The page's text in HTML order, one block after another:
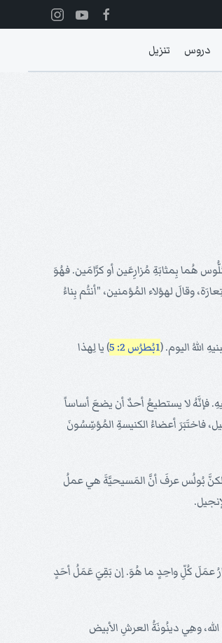
دروس تنزيل
هُما بِمثابَةِ مُزارِعَين أو كرَّامَين. فهُوَ
اللهُ اليوم. (1بُطرُس 2: 5
) يا لِهذا
فإنَّهُ لا يستطيعُ أحدٌ أن يضعَ أساساً
فاختَبَرَ أعضاءُ الكنيسةِ المُؤسِّسُونَ
ولكنَّ بُولُس عرفَ أنَّ المَسيحيَّةَ هي عملُ
عمَلَ كُلِّ واحِدٍ ما هُوَ. إن بَقِيَ عَمَلُ أحَدٍ
وهِي دينُونَةُ العرشِ الأبيض